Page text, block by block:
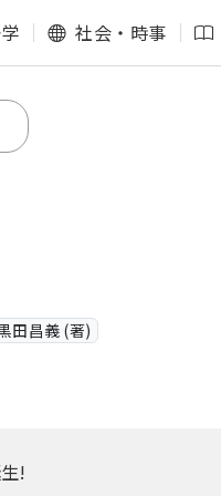
社会・時事
田昌義 (著)
!